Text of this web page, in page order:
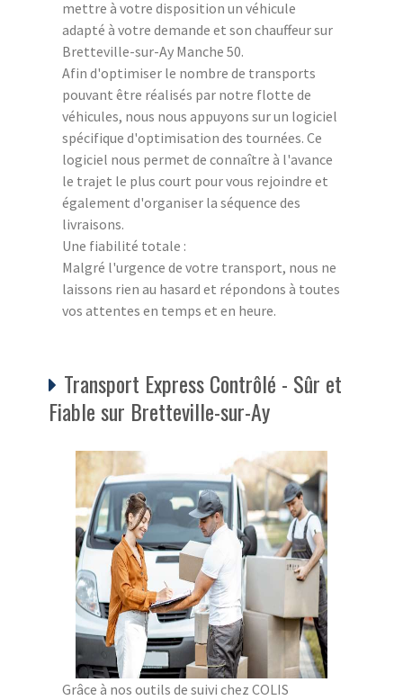
mettre à votre disposition un véhicule
adapté à votre demande et son chauffeur sur
Bretteville-sur-Ay Manche 50.
Afin d'optimiser le nombre de transports
pouvant être réalisés par notre flotte de
véhicules, nous nous appuyons sur un logiciel
spécifique d'optimisation des tournées. Ce
logiciel nous permet de connaître à l'avance
le trajet le plus court pour vous rejoindre et
également d'organiser la séquence des
livraisons.
Une fiabilité totale :
Malgré l'urgence de votre transport, nous ne
laissons rien au hasard et répondons à toutes
vos attentes en temps et en heure.
Transport Express Contrôlé - Sûr et
Fiable sur Bretteville-sur-Ay
Grâce à nos outils de suivi chez COLIS